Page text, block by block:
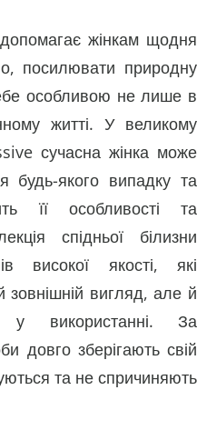
жінкам щодня
посилювати природну
особливою не лише в
житті. У великому
сучасна жінка може
будь-якого випадку та
її особливості та
спідньої білизни
високої якості, які
вигляд, але й
у використанні. За
довго зберігають свій
та не спричиняють